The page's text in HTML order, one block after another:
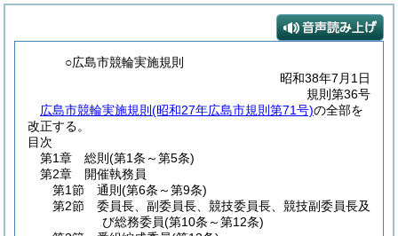
○広島市競輪実施規則
昭和38年7月1日
規則第36号
広島市競輪実施規則(昭和27年広島市規則第71号)の全部を
改正する。
目次
第1章
総則 (第1条～第5条)
第2章
開催執務員
第1節
通則 (第6条～第9条)
第2節
委員長、副委員長、競技委員長、競技副委員長及
び総務委員(第10条～第12条)